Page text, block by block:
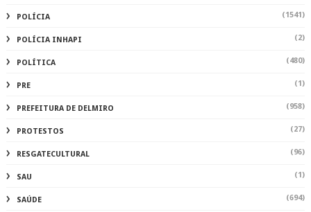
POLÍCIA (1541)
POLÍCIA INHAPI (2)
POLÍTICA (480)
PRE (1)
PREFEITURA DE DELMIRO (958)
PROTESTOS (27)
RESGATECULTURAL (96)
SAU (1)
SAÚDE (694)